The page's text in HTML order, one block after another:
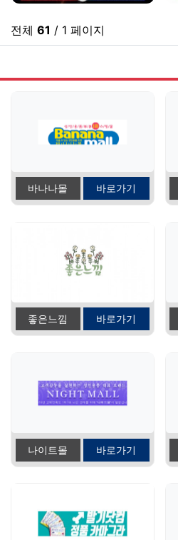
전체 61 / 1 페이지
바나나몰 바로가기
좋은느낌 바로가기
나이트몰 바로가기